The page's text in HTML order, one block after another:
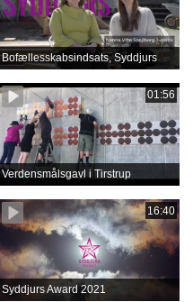
Bofællesskabsindsats, Syddjurs
01:56
Verdensmålsgavl i Tirstrup
16:40
Syddjurs Award 2021